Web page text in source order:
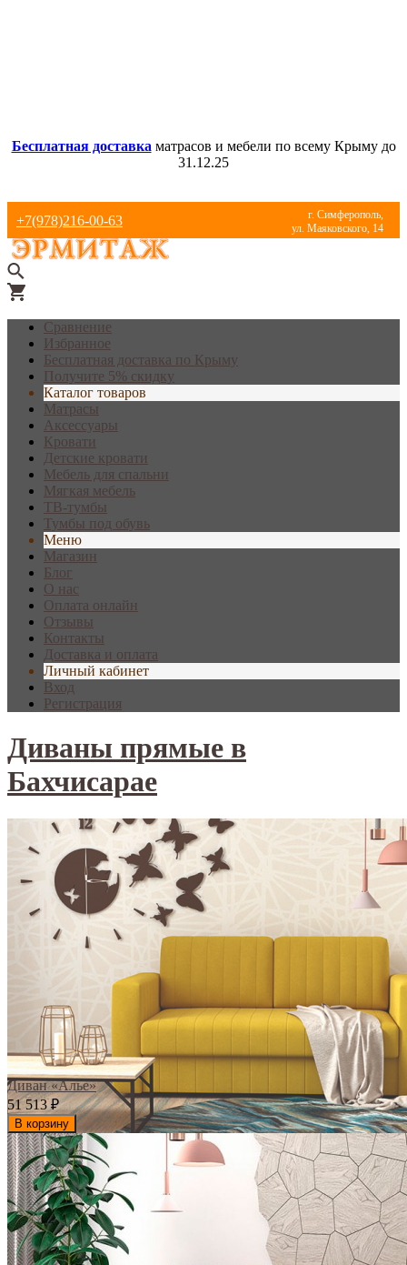
Бесплатная доставка матрасов и мебели по всему Крыму до
31.12.25
+7(978)216-00-63
г. Симферополь,
ул. Маяковского, 14
Сравнение
Избранное
Бесплатная доставка по Крыму
Получите 5% скидку
Каталог товаров
Матрасы
Аксессуары
Кровати
Детские кровати
Мебель для спальни
Мягкая мебель
ТВ-тумбы
Тумбы под обувь
Меню
Магазин
Блог
О нас
Оплата онлайн
Отзывы
Контакты
Доставка и оплата
Личный кабинет
Вход
Регистрация
Диваны прямые в
Бахчисарае
Диван «Алье»
51 513₽
В корзину